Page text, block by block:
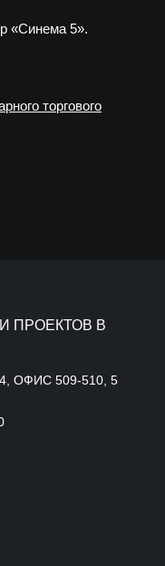
«Синема 5».
торгового
ПРОЕКТОВ В
ОФИС 509-510, 5